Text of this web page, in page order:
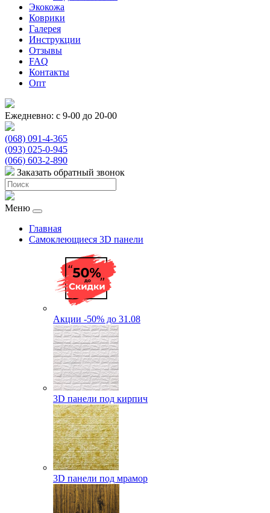
Экокожа
Коврики
Галерея
Инструкции
Отзывы
FAQ
Контакты
Опт
Ежедневно: с 9-00 до 20-00
(068) 091-4-365
(093) 025-0-945
(066) 603-2-890
Заказать обратный звонок
Меню
Главная
Самоклеющиеся 3D панели
Акции -50% до 31.08
3D панели под кирпич
3D панели под мрамор